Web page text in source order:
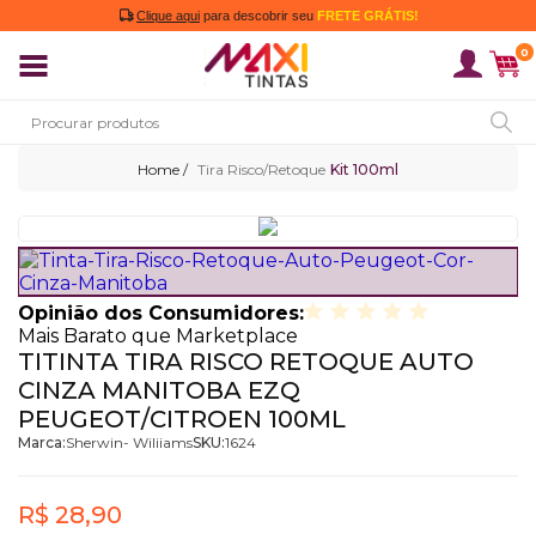
Clique aqui para descobrir seu FRETE GRÁTIS!
0
Tira Risco/Retoque Kit 100ml
Opinião dos Consumidores:
Mais Barato que Marketplace
TITINTA TIRA RISCO RETOQUE AUTO
CINZA MANITOBA EZQ
PEUGEOT/CITROEN 100ML
Marca:Sherwin- WiliiamsSKU:1624
R$ 28,90